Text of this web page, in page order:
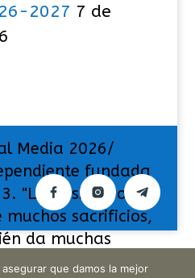
2027 7 de
Media 2026/
fundada
"La pasión por
muchos sacrificios,
da muchas
que damos la mejor